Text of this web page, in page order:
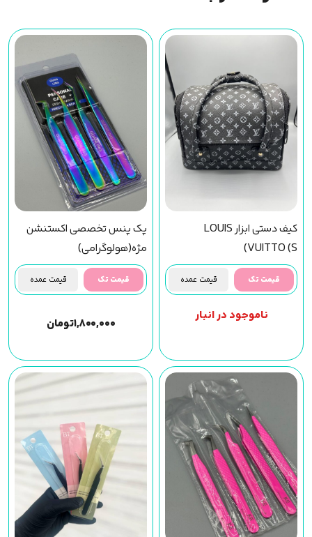
کیف دستی ابزار LOUIS
VUITTO (S)
قیمت تک قیمت عمده
ناموجود در انبار
پک پنس تخصصی اکستنشن
مژه(هولوگرامی)
قیمت تک قیمت عمده
۱,۸۰۰,۰۰۰تومان